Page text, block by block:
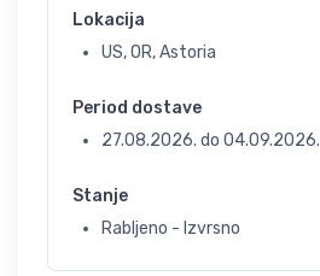
Lokacija
US, OR, Astoria
Period dostave
27.08.2026. do 04.09.2026.
Stanje
Rabljeno - Izvrsno